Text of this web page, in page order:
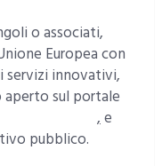
o associati,
Europea con
servizi innovativi,
sul portale
,e
pubblico.